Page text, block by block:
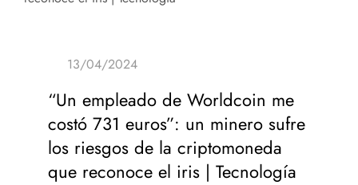
“Un empleado de Worldcoin me
costó 731 euros”: un minero sufre
los riesgos de la criptomoneda
que reconoce el iris | Tecnología